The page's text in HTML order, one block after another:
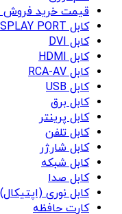
قیمت خرید فروش
کابل DISPLAY PORT
کابل DVI
کابل HDMI
کابل RCA-AV
کابل USB
کابل برق
کابل پرینتر
کابل تلفن
کابل شارژر
کابل شبکه
کابل صدا
کابل نوری (اپتیکال)
کارت حافظه